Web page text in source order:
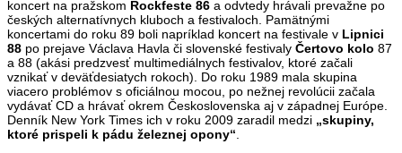
koncert na pražskom Rockfeste 86 a odvtedy hrávali prevažne po
českých alternatívnych kluboch a festivaloch. Pamätnými
koncertami do roku 89 boli napríklad koncert na festivale v Lipnici
88 po prejave Václava Havla či slovenské festivaly Čertovo kolo 87
a 88 (akási predzvesť multimediálnych festivalov, ktoré začali
vznikať v deväťdesiatych rokoch). Do roku 1989 mala skupina
viacero problémov s oficiálnou mocou, po nežnej revolúcii začala
vydávať CD a hrávať okrem Československa aj v západnej Európe.
Denník New York Times ich v roku 2009 zaradil medzi „skupiny,
ktoré prispeli k pádu železnej opony“